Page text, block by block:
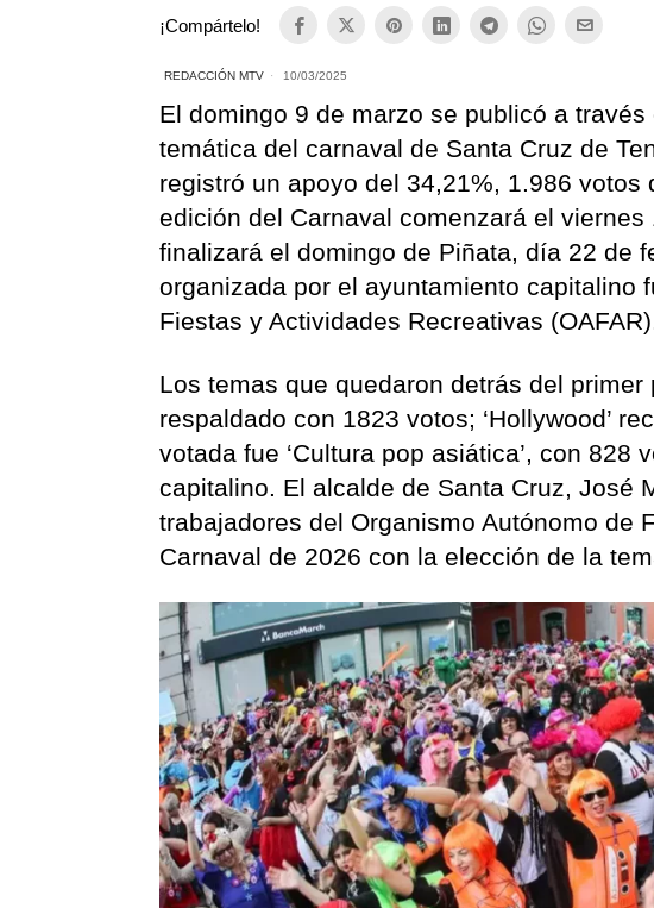
¡Compártelo!
REDACCIÓN MTV 10/03/2025
El domingo 9 de marzo se publicó a
temática del carnaval de Santa Cruz de
registró un apoyo del 34,21%, 1.986
edición del Carnaval comenzará el
finalizará el domingo de Piñata, día 22 de
organizada por el ayuntamiento capitalino
Fiestas y Actividades Recreativas
Los temas que quedaron detrás del primer
respaldado con 1823 votos; ‘Hollywood’
votada fue ‘Cultura pop asiática’, con
capitalino. El alcalde de Santa Cruz, José
trabajadores del Organismo Autónomo de
Carnaval de 2026 con la elección de la